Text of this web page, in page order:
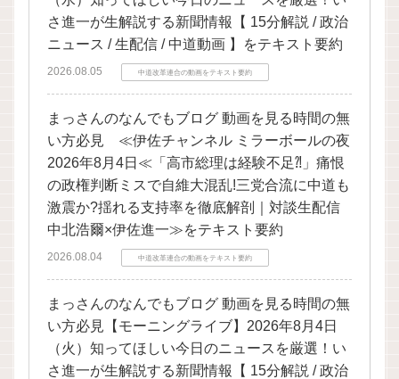
さ進一が生解説する新聞情報【 15分解説 / 政治
ニュース / 生配信 / 中道動画 】をテキスト要約
2026.08.05 中道改革連合の動画をテキスト要約
まっさんのなんでもブログ 動画を見る時間の無
い方必見 ≪伊佐チャンネル ミラーボールの夜
2026年8月4日≪「高市総理は経験不足⁈」痛恨
の政権判断ミスで自維大混乱!三党合流に中道も
激震か?揺れる支持率を徹底解剖｜対談生配信
中北浩爾×伊佐進一≫をテキスト要約
2026.08.04 中道改革連合の動画をテキスト要約
まっさんのなんでもブログ 動画を見る時間の無
い方必見【モーニングライブ】2026年8月4日
（火）知ってほしい今日のニュースを厳選！い
さ進一が生解説する新聞情報【 15分解説 / 政治